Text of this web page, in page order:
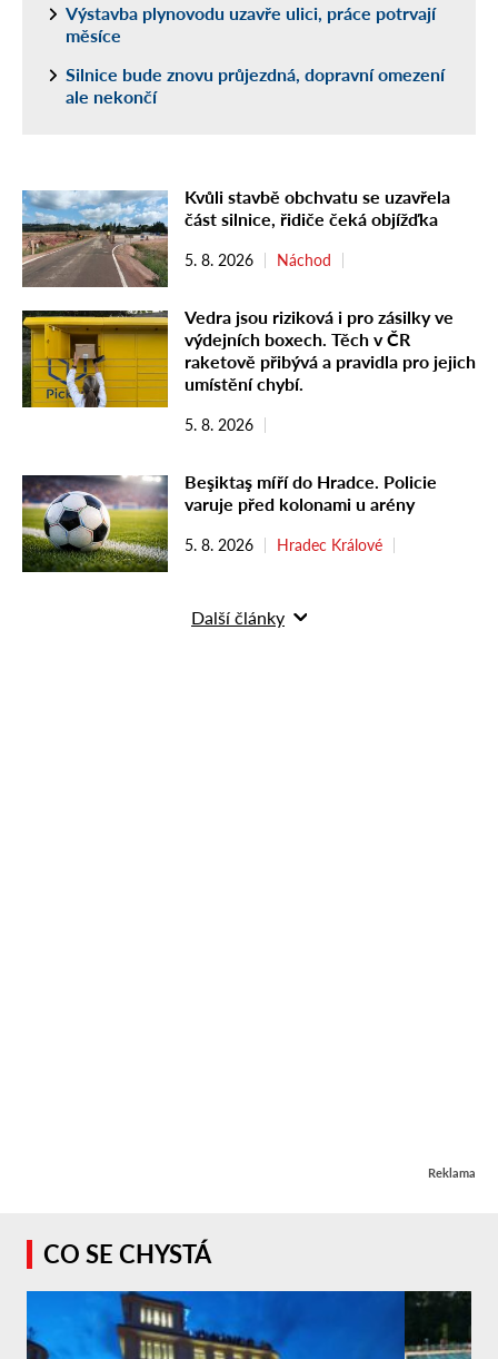
Výstavba plynovodu uzavře ulici, práce potrvají
měsíce
Silnice bude znovu průjezdná, dopravní omezení
ale nekončí
Kvůli stavbě obchvatu se uzavřela
část silnice, řidiče čeká objížďka
5. 8. 2026 Náchod
Vedra jsou riziková i pro zásilky ve
výdejních boxech. Těch v ČR
raketově přibývá a pravidla pro jejich
umístění chybí.
5. 8. 2026
Beşiktaş míří do Hradce. Policie
varuje před kolonami u arény
5. 8. 2026 Hradec Králové
Další články
Reklama
CO SE CHYSTÁ